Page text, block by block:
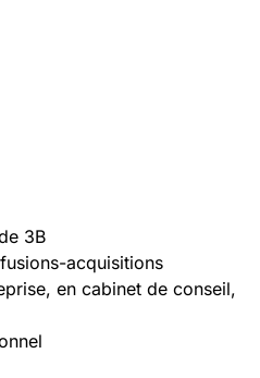
3B
acquisitions
en cabinet de conseil,